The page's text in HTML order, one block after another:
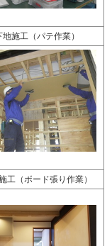
施工（パテ作業）
工（ボード張り作業）